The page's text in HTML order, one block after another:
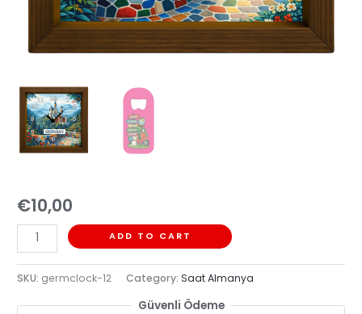
€10,00
ADD TO CART
SKU: germclock-12 Category:Saat Almanya
Güvenli Ödeme